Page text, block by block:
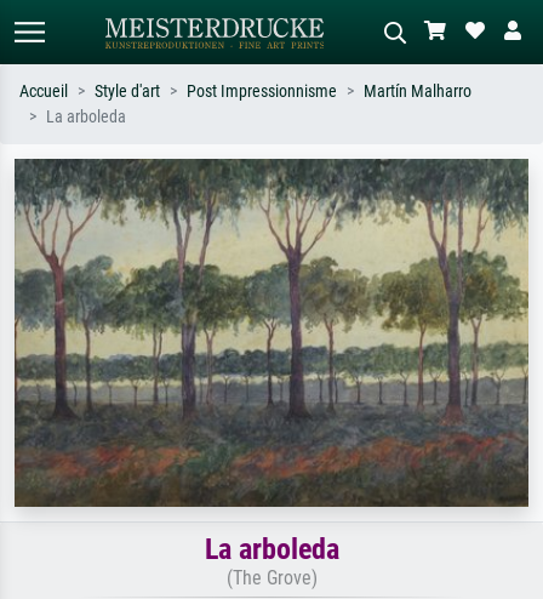
Recherchez par artiste, titre ou style –
ex. Monet, Nuit étoilée,
impressionnisme, vague de Hokusai,
Décrivez la scène – ex. prairie verte,
abstrait avec beaucoup de rouge,
tableau sombre, nu debout près d'un
Accueil Style d'art Post Impressionnisme
Martín Malharro
La arboleda
La arboleda
(The Grove)